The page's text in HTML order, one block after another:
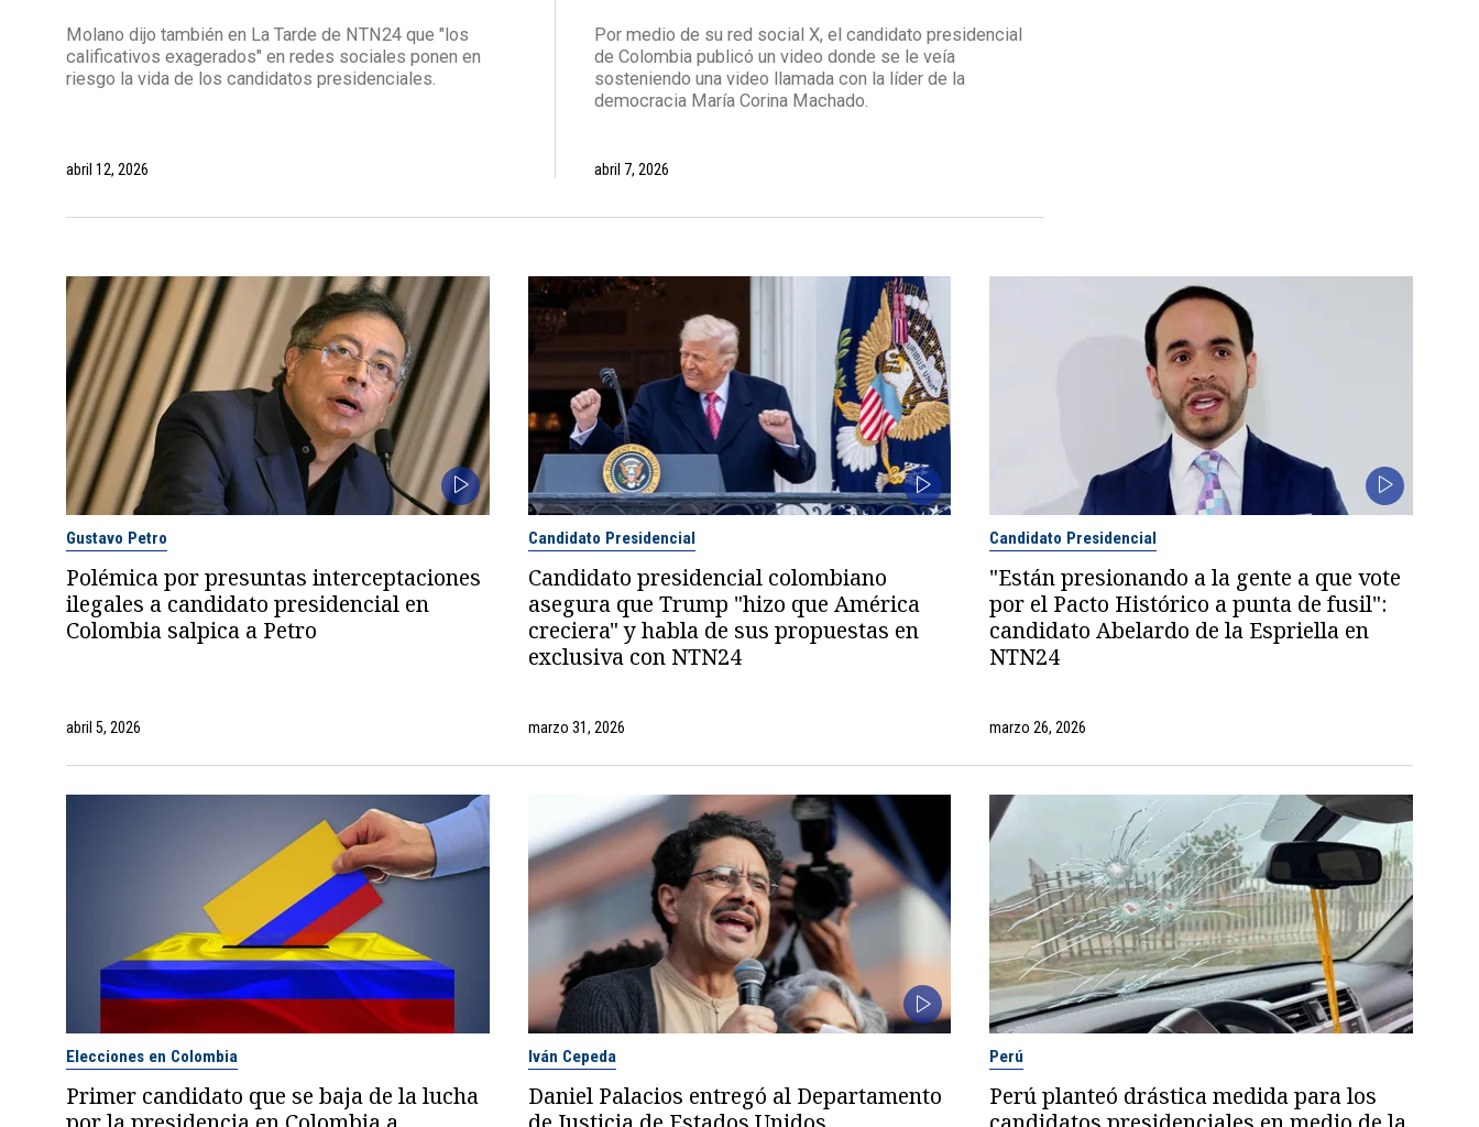
Molano dijo también en La Tarde de NTN24 que "los
calificativos exagerados" en redes sociales ponen en
riesgo la vida de los candidatos presidenciales.
abril 12, 2026
Por medio de su red social X, el candidato presidencial
de Colombia publicó un video donde se le veía
sosteniendo una video llamada con la líder de la
democracia María Corina Machado.
abril 7, 2026
Gustavo Petro
Polémica por presuntas interceptaciones
ilegales a candidato presidencial en
Colombia salpica a Petro
abril 5, 2026
Candidato Presidencial
Candidato presidencial colombiano
asegura que Trump "hizo que América
creciera" y habla de sus propuestas en
exclusiva con NTN24
marzo 31, 2026
Candidato Presidencial
"Están presionando a la gente a que vote
por el Pacto Histórico a punta de fusil":
candidato Abelardo de la Espriella en
NTN24
marzo 26, 2026
Elecciones en Colombia
Primer candidato que se baja de la lucha
Iván Cepeda
Daniel Palacios entregó al Departamento
Perú
Perú planteó drástica medida para los